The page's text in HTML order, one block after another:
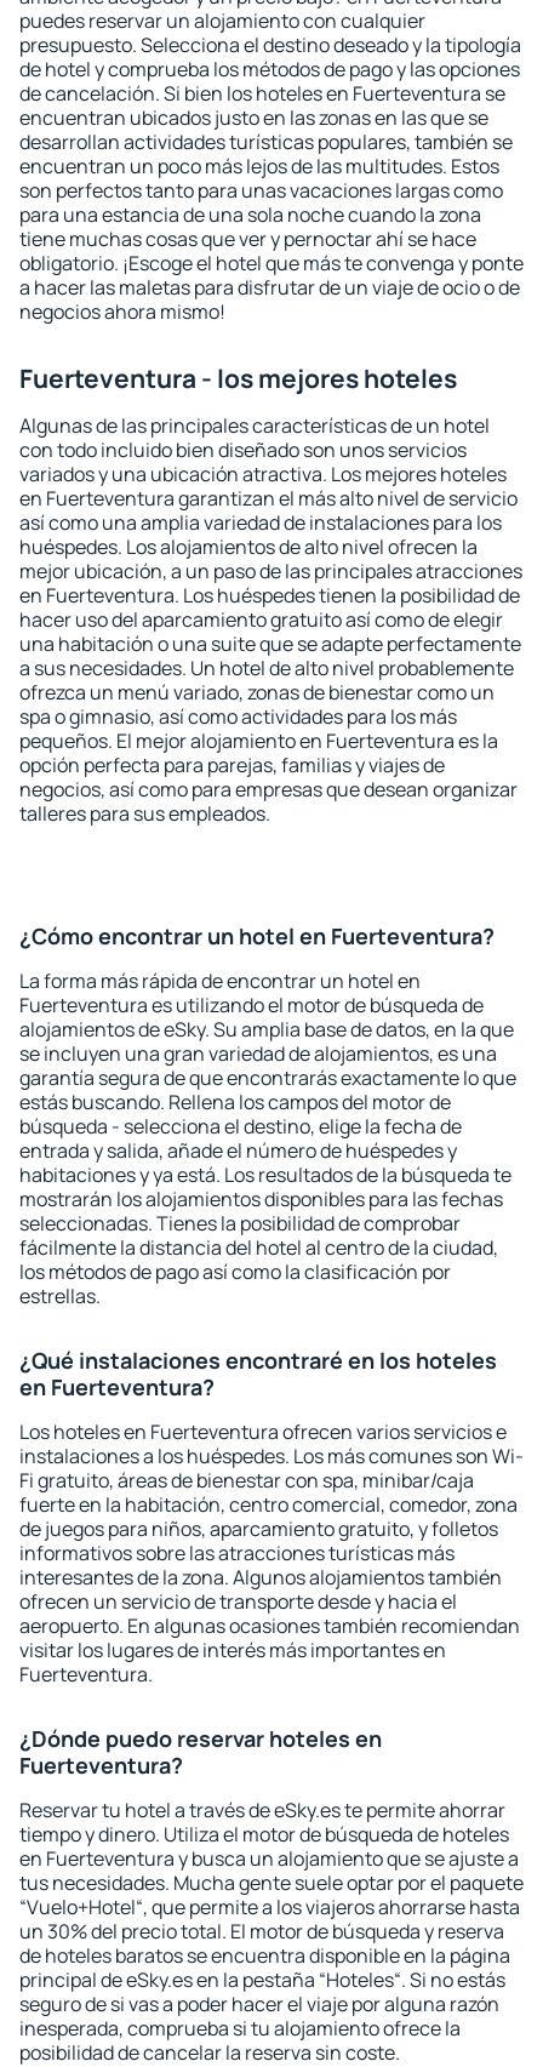
puedes reservar un alojamiento con cualquier
presupuesto. Selecciona el destino deseado y la tipología
de hotel y comprueba los métodos de pago y las opciones
de cancelación. Si bien los hoteles en Fuerteventura se
encuentran ubicados justo en las zonas en las que se
desarrollan actividades turísticas populares, también se
encuentran un poco más lejos de las multitudes. Estos
son perfectos tanto para unas vacaciones largas como
para una estancia de una sola noche cuando la zona
tiene muchas cosas que ver y pernoctar ahí se hace
obligatorio. ¡Escoge el hotel que más te convenga y ponte
a hacer las maletas para disfrutar de un viaje de ocio o de
negocios ahora mismo!
Fuerteventura - los mejores hoteles
Algunas de las principales características de un hotel
con todo incluido bien diseñado son unos servicios
variados y una ubicación atractiva. Los mejores hoteles
en Fuerteventura garantizan el más alto nivel de servicio
así como una amplia variedad de instalaciones para los
huéspedes. Los alojamientos de alto nivel ofrecen la
mejor ubicación, a un paso de las principales atracciones
en Fuerteventura. Los huéspedes tienen la posibilidad de
hacer uso del aparcamiento gratuito así como de elegir
una habitación o una suite que se adapte perfectamente
a sus necesidades. Un hotel de alto nivel probablemente
ofrezca un menú variado, zonas de bienestar como un
spa o gimnasio, así como actividades para los más
pequeños. El mejor alojamiento en Fuerteventura es la
opción perfecta para parejas, familias y viajes de
negocios, así como para empresas que desean organizar
talleres para sus empleados.
¿Cómo encontrar un hotel en Fuerteventura?
La forma más rápida de encontrar un hotel en
Fuerteventura es utilizando el motor de búsqueda de
alojamientos de eSky. Su amplia base de datos, en la que
se incluyen una gran variedad de alojamientos, es una
garantía segura de que encontrarás exactamente lo que
estás buscando. Rellena los campos del motor de
búsqueda - selecciona el destino, elige la fecha de
entrada y salida, añade el número de huéspedes y
habitaciones y ya está. Los resultados de la búsqueda te
mostrarán los alojamientos disponibles para las fechas
seleccionadas. Tienes la posibilidad de comprobar
fácilmente la distancia del hotel al centro de la ciudad,
los métodos de pago así como la clasificación por
estrellas.
¿Qué instalaciones encontraré en los hoteles
en Fuerteventura?
Los hoteles en Fuerteventura ofrecen varios servicios e
instalaciones a los huéspedes. Los más comunes son Wi-
Fi gratuito, áreas de bienestar con spa, minibar/caja
fuerte en la habitación, centro comercial, comedor, zona
de juegos para niños, aparcamiento gratuito, y folletos
informativos sobre las atracciones turísticas más
interesantes de la zona. Algunos alojamientos también
ofrecen un servicio de transporte desde y hacia el
aeropuerto. En algunas ocasiones también recomiendan
visitar los lugares de interés más importantes en
Fuerteventura.
¿Dónde puedo reservar hoteles en
Fuerteventura?
Reservar tu hotel a través de eSky.es te permite ahorrar
tiempo y dinero. Utiliza el motor de búsqueda de hoteles
en Fuerteventura y busca un alojamiento que se ajuste a
tus necesidades. Mucha gente suele optar por el paquete
“Vuelo+Hotel“, que permite a los viajeros ahorrarse hasta
un 30% del precio total. El motor de búsqueda y reserva
de hoteles baratos se encuentra disponible en la página
principal de eSky.es en la pestaña “Hoteles“. Si no estás
seguro de si vas a poder hacer el viaje por alguna razón
inesperada, comprueba si tu alojamiento ofrece la
posibilidad de cancelar la reserva sin coste.